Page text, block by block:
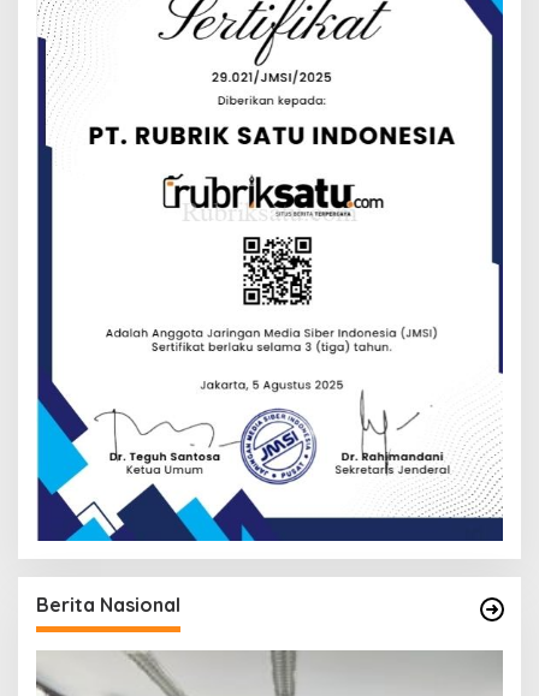
Berita Nasional